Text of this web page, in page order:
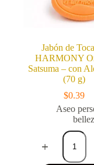
Jabón de
HARMONY
Satsuma – con
(70 g)
$0.39
Aseo
Jabón
Tocador